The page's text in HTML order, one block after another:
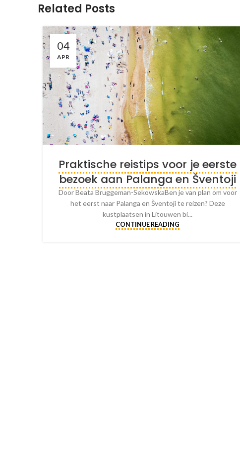
Related Posts
04
APR
Praktische reistips voor je eerste
bezoek aan Palanga en Šventoji
Door Beata Bruggeman-SekowskaBen je van plan om voor
het eerst naar Palanga en Šventoji te reizen? Deze
kustplaatsen in Litouwen bi...
CONTINUE READING